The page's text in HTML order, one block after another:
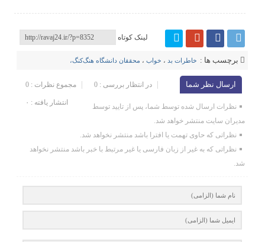
لینک کوتاه
برچسب ها : خاطرات بد ، خواب ، محققان دانشگاه هنگ‌کنگ،
ارسال نظر شما مجموع نظرات : 0 در انتظار بررسی : 0
انتشار یافته : ۰
نظرات ارسال شده توسط شما، پس از تایید توسط
مدیران سایت منتشر خواهد شد.
نظراتی که حاوی تهمت یا افترا باشد منتشر نخواهد شد.
نظراتی که به غیر از زبان فارسی یا غیر مرتبط با خبر باشد منتشر نخواهد
شد.